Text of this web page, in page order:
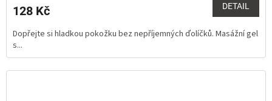
je
z
5
hvězdiček.
128 Kč DETAIL
Dopřejte si hladkou pokožku bez nepříjemných ďolíčků. Masážní gel
s...